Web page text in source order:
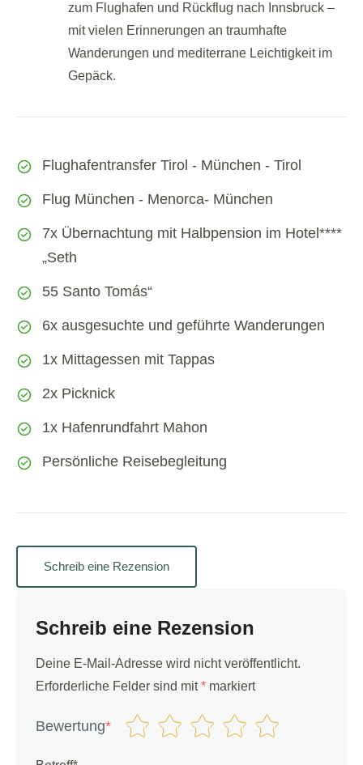
zum Flughafen und Rückflug nach Innsbruck –
mit vielen Erinnerungen an traumhafte
Wanderungen und mediterrane Leichtigkeit im
Gepäck.
Flughafentransfer Tirol - München - Tirol
Flug München - Menorca- München
7x Übernachtung mit Halbpension im Hotel****
„Seth
55 Santo Tomás“
6x ausgesuchte und geführte Wanderungen
1x Mittagessen mit Tappas
2x Picknick
1x Hafenrundfahrt Mahon
Persönliche Reisebegleitung
Schreib eine Rezension
Schreib eine Rezension
Deine E-Mail-Adresse wird nicht veröffentlicht.
Erforderliche Felder sind mit* markiert
Bewertung*